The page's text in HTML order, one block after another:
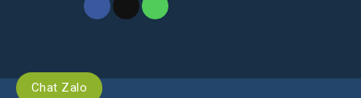
Chat Zalo